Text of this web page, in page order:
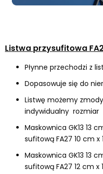
Listwa przysufitowa
Płynne przechodzi z
Dopasowuje się do
Listwę możemy
indywidualny rozmiar
Maskownica GK13 13
sufitową FA27 10 cm x
Maskownica GK13 13
sufitową FA27 12 cm x